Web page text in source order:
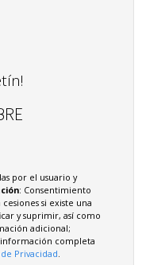
por el usuario y
: Consentimiento
si existe una
y suprimir, así como
adicional;
completa
Privacidad